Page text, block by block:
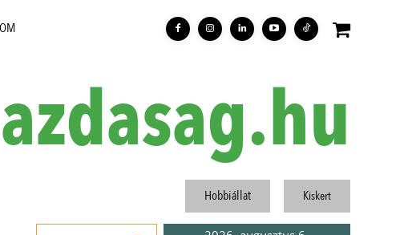
Hobbiállat Kiskert